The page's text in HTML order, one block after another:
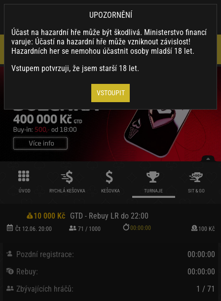
UPOZORNĚNÍ
Účast na hazardní hře může být škodlivá. Ministerstvo financí
varuje: Účastí na hazardní hře může vzniknout závislost!
Hazardních her se nemohou účastnit osoby mladší 18 let.
Vstupem potvrzuji, že jsem starší 18 let.
VSTOUPIT
ÚVOD RYCHLÁ KEŠOVKA KEŠOVKA TURNAJE SIT & GO
10 000 Kč GTD - Rebuy LR do 22:00
Čt 12.06. 20:00 71 / 1000 00:00:00 100 Kč
Pozdní registrace:
00:00:00
Rebuy:
00:00:00
Zbývajících hráčů:
1 / 71